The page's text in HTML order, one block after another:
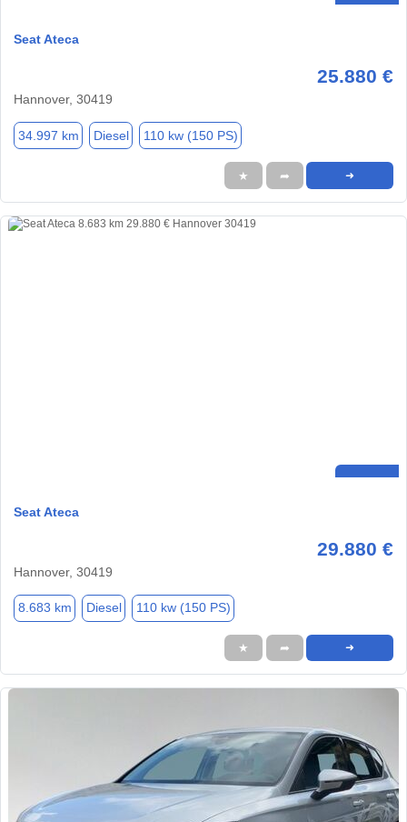
Seat Ateca
25.880 €
Hannover, 30419
34.997 km Diesel 110 kw (150 PS)
★ ➦ ➜
Seat Ateca
29.880 €
Hannover, 30419
8.683 km Diesel 110 kw (150 PS)
★ ➦ ➜